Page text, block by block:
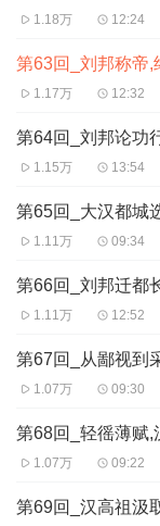
1.18万 12:24
第63回_刘邦称帝,
1.17万 12:32
第64回_刘邦论功
1.15万 13:54
第65回_大汉都城
1.11万 09:34
第66回_刘邦迁都
1.11万 12:52
1.07万 09:30
第68回_轻徭薄赋,
1.07万 09:22
第69回_汉高祖汲